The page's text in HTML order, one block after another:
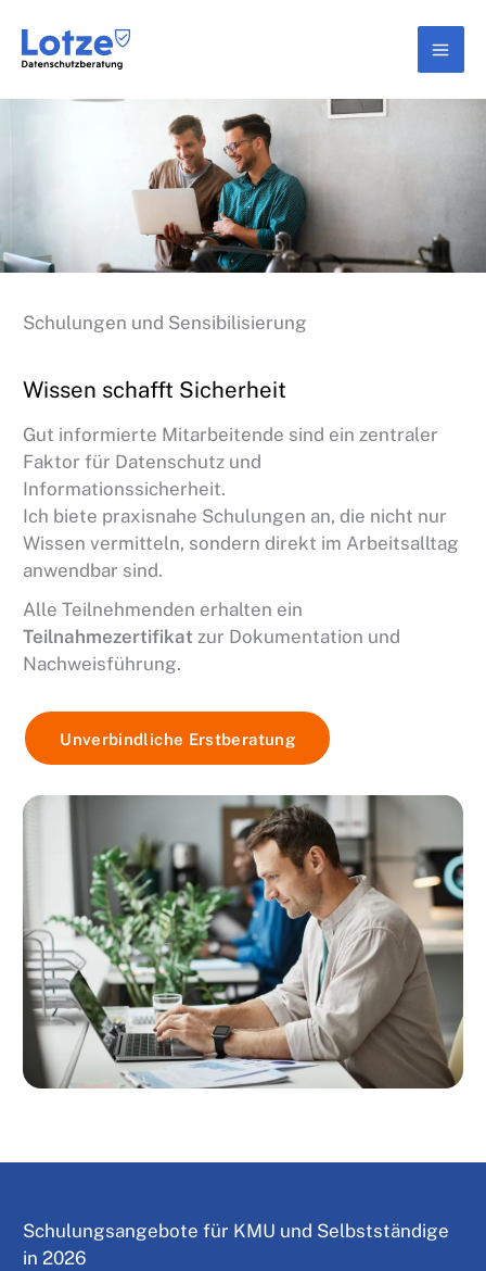
Inhalt
springen
Schulungen und Sensibilisierung
Wissen schafft Sicherheit
Gut informierte Mitarbeitende sind ein zentraler
Faktor für Datenschutz und
Informationssicherheit.
Ich biete praxisnahe Schulungen an, die nicht nur
Wissen vermitteln, sondern direkt im Arbeitsalltag
anwendbar sind.
Alle Teilnehmenden erhalten ein
Teilnahmezertifikat zur Dokumentation und
Nachweisführung.
Unverbindliche Erstberatung
Schulungsangebote für KMU und Selbstständige
in 2026